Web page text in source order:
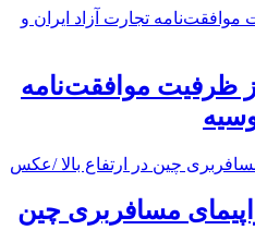
ظرفیت موافقت‌نامه
مسافربری چین